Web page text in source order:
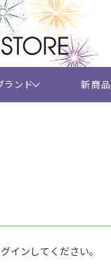
ランド 新商品
インしてください。